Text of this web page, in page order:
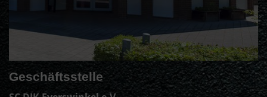
Geschäftsstelle